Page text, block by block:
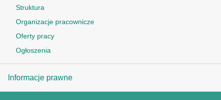
Struktura
Organizacje pracownicze
Oferty pracy
Ogłoszenia
Informacje prawne